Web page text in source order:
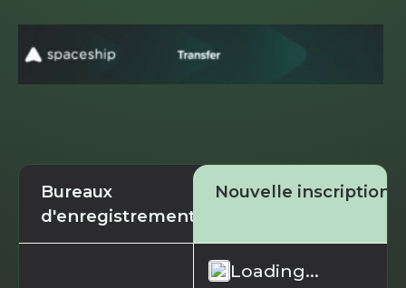
Bureaux
d'enregistrement
Nouvelle inscription
Loading...